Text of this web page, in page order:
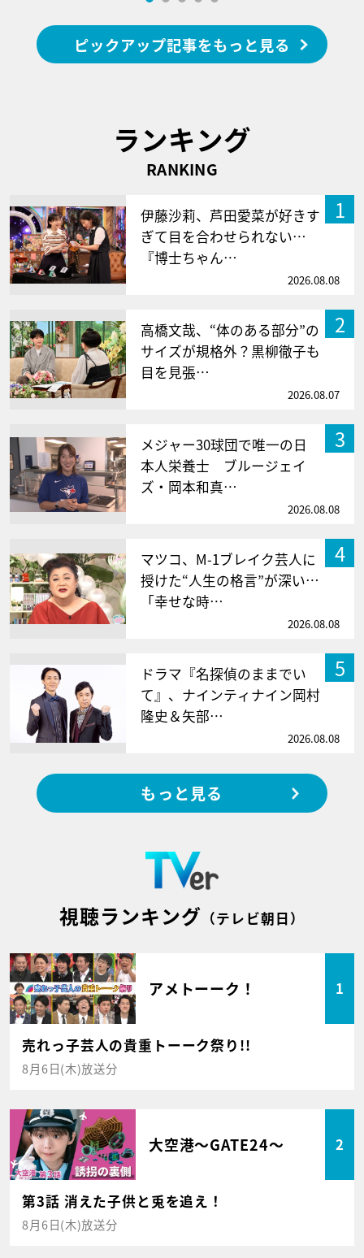
ピックアップ記事をもっと見る
ランキング
RANKING
1
伊藤沙莉、芦田愛菜が好きす
ぎて目を合わせられない…
『博士ちゃん…
2026.08.08
2
高橋文哉、“体のある部分”の
サイズが規格外？黒柳徹子も
目を見張…
2026.08.07
3
メジャー30球団で唯一の日
本人栄養士 ブルージェイ
ズ・岡本和真…
2026.08.08
4
マツコ、M-1ブレイク芸人に
授けた“人生の格言”が深い…
「幸せな時…
2026.08.08
5
ドラマ『名探偵のままでい
て』、ナインティナイン岡村
隆史＆矢部…
2026.08.08
もっと見る
視聴ランキング （テレビ朝日）
アメトーーク！ 1
売れっ子芸人の貴重トーーク祭り!!
8月6日(木)放送分
大空港～GATE24～ 2
第3話 消えた子供と兎を追え！
8月6日(木)放送分